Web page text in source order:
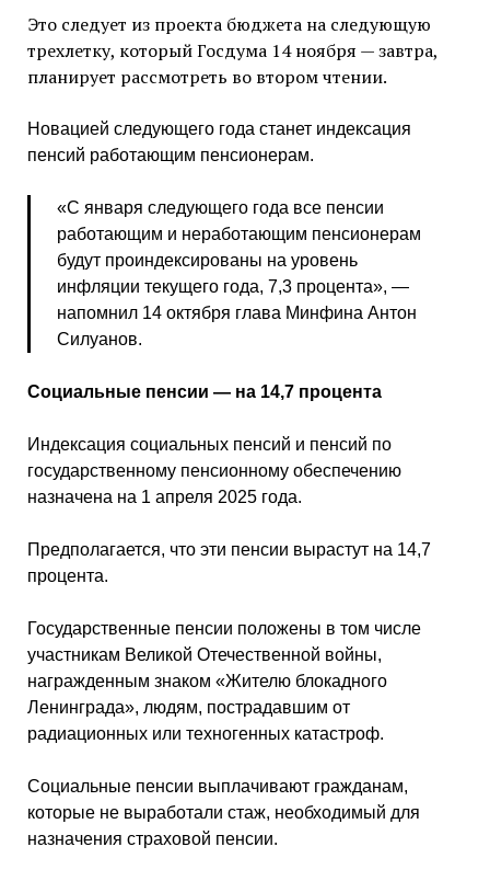
Это следует из проекта бюджета на следующую
трехлетку, который Госдума 14 ноября — завтра,
планирует рассмотреть во втором чтении.
Новацией следующего года станет индексация
пенсий работающим пенсионерам.
«С января следующего года все пенсии
работающим и неработающим пенсионерам
будут проиндексированы на уровень
инфляции текущего года, 7,3 процента», —
напомнил 14 октября глава Минфина Антон
Силуанов.
Социальные пенсии — на 14,7 процента
Индексация социальных пенсий и пенсий по
государственному пенсионному обеспечению
назначена на 1 апреля 2025 года.
Предполагается, что эти пенсии вырастут на 14,7
процента.
Государственные пенсии положены в том числе
участникам Великой Отечественной войны,
награжденным знаком «Жителю блокадного
Ленинграда», людям, пострадавшим от
радиационных или техногенных катастроф.
Социальные пенсии выплачивают гражданам,
которые не выработали стаж, необходимый для
назначения страховой пенсии.